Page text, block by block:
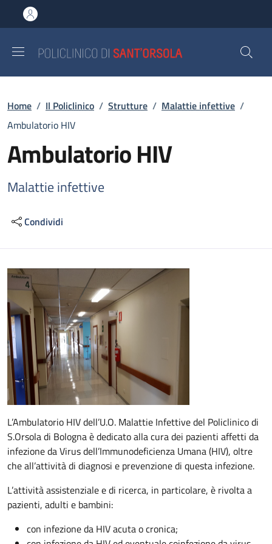
al contenuto principale
to footer content
Briciole di pane
Home / Il Policlinico / Strutture / Malattie infettive /
Ambulatorio HIV
Ambulatorio HIV
Malattie infettive
Condividi
Descrizione
L’Ambulatorio HIV dell’U.O. Malattie Infettive del Policlinico di
S.Orsola di Bologna è dedicato alla cura dei pazienti affetti da
infezione da Virus dell’Immunodeficienza Umana (HIV), oltre
che all’attività di diagnosi e prevenzione di questa infezione.
L’attività assistenziale e di ricerca, in particolare, è rivolta a
pazienti, adulti e bambini:
con infezione da HIV acuta o cronica;